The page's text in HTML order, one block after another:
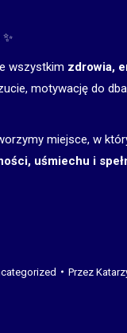
✨
wszystkim zdrowia,
motywację do
miejsce, w
uśmiechu i
Przez